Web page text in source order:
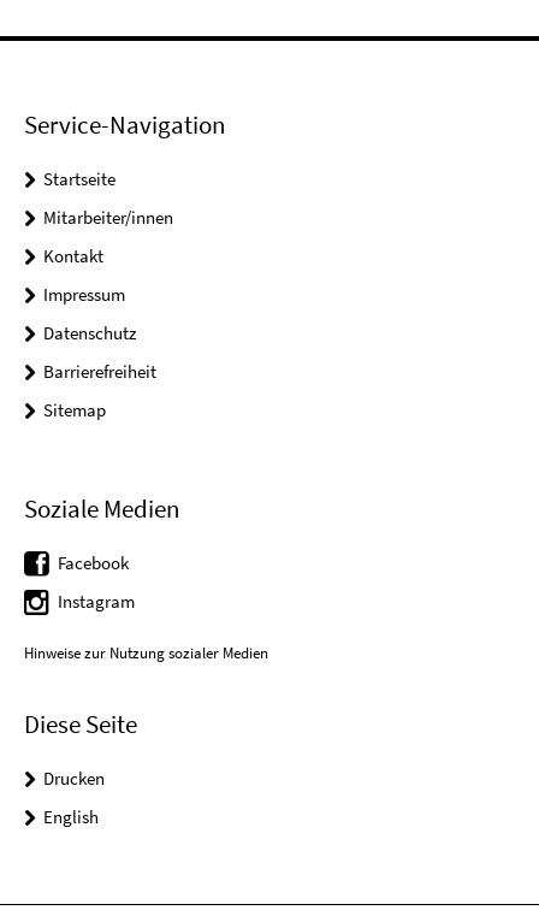
Service-Navigation
Startseite
Mitarbeiter/innen
Kontakt
Impressum
Datenschutz
Barrierefreiheit
Sitemap
Soziale Medien
Facebook
Instagram
Hinweise zur Nutzung sozialer Medien
Diese Seite
Drucken
English